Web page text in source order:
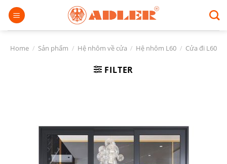
Chuyển
đến
nội
dungHome / Sản phẩm / Hệ nhôm về cửa / Hệ nhôm L60 / Cửa đi L60
FILTER